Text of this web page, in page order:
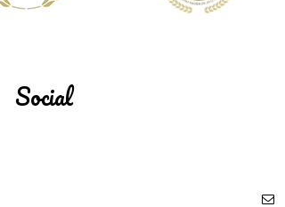
Social